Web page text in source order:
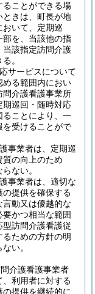
ることができる場
ときは、町長が地
いて、定期巡
部を、当該他の指
当該指定訪問介護
。
サービスについて
める範囲内におい
問介護看護事業所
期巡回・随時対応
ることにより、一
を受けることがで
事業者は、定期巡
の向上のため
ない。
事業者は、適切な
提供を確保する
動又は優越的な
かつ相当な範囲
訪問介護看護従
ための方針の明
い。
介護看護事業者
利用者に対する
提供を継続的に